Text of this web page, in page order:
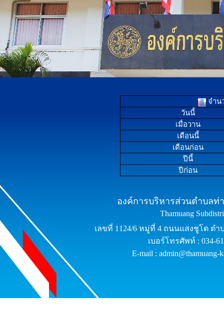
จำน
วันนี้
เมื่อวาน
เดือนนี้
เดือนก่อน
ปีนี้
ปีก่อน
องค์การบริหารส่วนตำบลท่
Thamuang
เลขที่ 1124/6 หมู่ที่ 4 ถนนแสงชูโต ต
เบอร์โทรศัพท์ : 034-
E-mail : admin@thamuang-